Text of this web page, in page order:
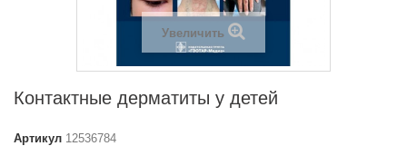
Увеличить
Контактные дерматиты у детей
Артикул 12536784